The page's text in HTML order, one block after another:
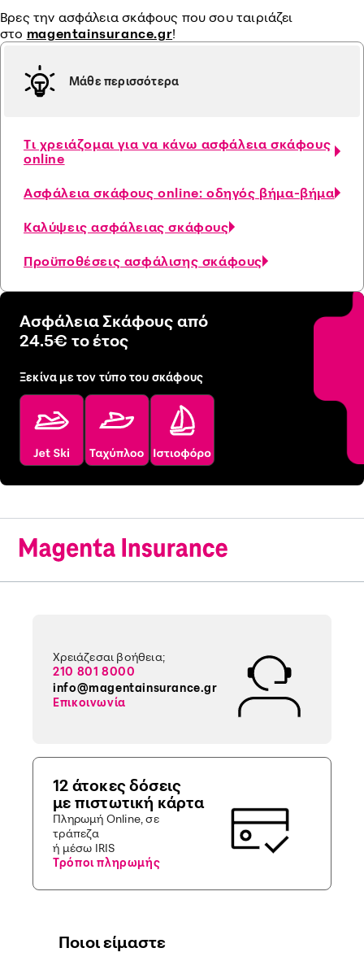
Βρες την ασφάλεια σκάφους που σου ταιριάζει
στο magentainsurance.gr!
Μάθε περισσότερα
Τι χρειάζομαι για να κάνω ασφάλεια σκάφους
online
Ασφάλεια σκάφους online: οδηγός βήμα-βήμα
Καλύψεις ασφάλειας σκάφους
Προϋποθέσεις ασφάλισης σκάφους
Ασφάλεια Σκάφους από
24.5€ το έτος
Ξεκίνα με τον τύπο του σκάφους
Ποιοι είμαστε
Χρειάζεσαι βοήθεια;
210 801 8000
info@magentainsurance.gr
Επικοινωνία
12 άτοκες δόσεις
με πιστωτική κάρτα
Πληρωμή Online, σε
τράπεζα
ή μέσω IRIS
Τρόποι πληρωμής